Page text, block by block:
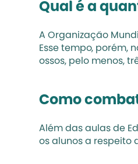
Qual é a
A Organização
Esse tempo, porém,
ossos, pelo menos,
Como
Além das aulas de
os alunos a respeito